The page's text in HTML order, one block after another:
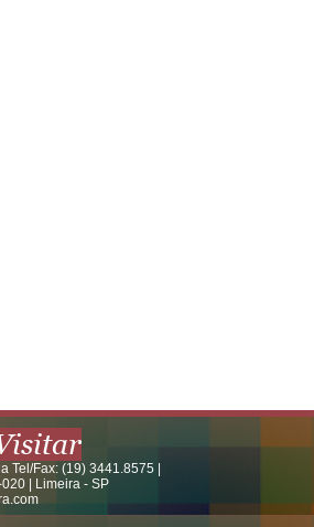
Tel/Fax: (19) 3441.8575 |
| Limeira - SP